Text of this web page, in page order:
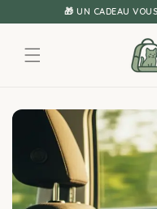
🎁 UN CADEAU